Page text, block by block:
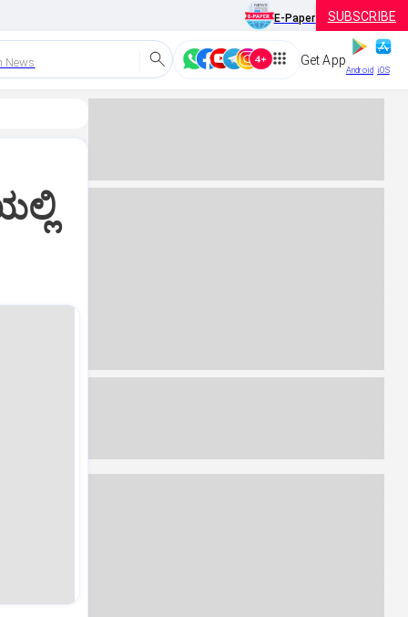
E-Paper SUBSCRIBE
News Get App
Android iOS